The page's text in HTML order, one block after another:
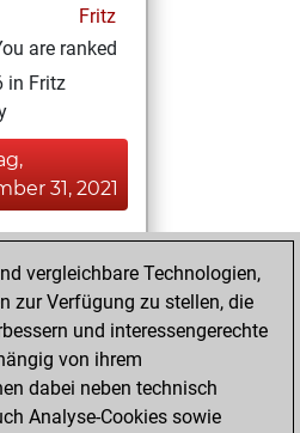
Fritz
are ranked
in Fritz
31, 2021
won
Fritz
Fritz
achieved a
of 67
achieved a
of 1488
vergleichbare Technologien,
zur Verfügung zu stellen, die
und interessengerechte
von ihrem
dabei neben technisch
Analyse-Cookies sowie